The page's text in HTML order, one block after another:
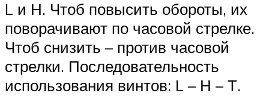
L и Н. Чтоб повысить обороты, их
поворачивают по часовой стрелке.
Чтоб снизить – против часовой
стрелки. Последовательность
использования винтов: L – Н – Т.